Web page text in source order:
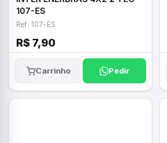
107-ES
Ref: 107-ES
R$ 7,90
Carrinho Pedir